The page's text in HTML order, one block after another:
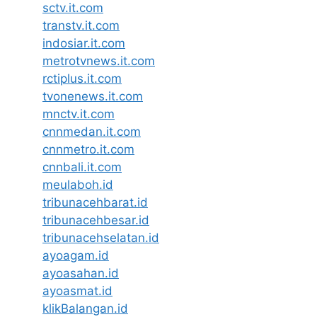
sctv.it.com
transtv.it.com
indosiar.it.com
metrotvnews.it.com
rctiplus.it.com
tvonenews.it.com
mnctv.it.com
cnnmedan.it.com
cnnmetro.it.com
cnnbali.it.com
meulaboh.id
tribunacehbarat.id
tribunacehbesar.id
tribunacehselatan.id
ayoagam.id
ayoasahan.id
ayoasmat.id
klikBalangan.id